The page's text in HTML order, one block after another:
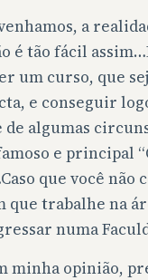
a
é tão fácil
um curso, que
e conseguir
de algumas
e principal
que você não
que trabalhe na
numa
minha opinião,